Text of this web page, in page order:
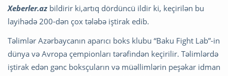
Xeberler.az bildirir ki,artıq dördüncü ildir ki, keçirilən bu
layihədə 200-dən çox tələbə iştirak edib.
Təlimlər Azərbaycanın aparıcı boks klubu “Baku Fight Lab”-in
dünya və Avropa çempionları tərəfindən keçirilir. Təlimlərdə
iştirak edən gənc boksçuların və müəllimlərin peşəkar idman